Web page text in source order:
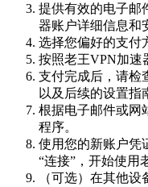
提供有效的电子邮
器账户详细信息和
选择您偏好的支付
按照老王VPN加速
支付完成后，请检
以及后续的设置指
根据电子邮件或网
程序。
使用您的新账户凭
“连接”，开始使用
（可选）在其他